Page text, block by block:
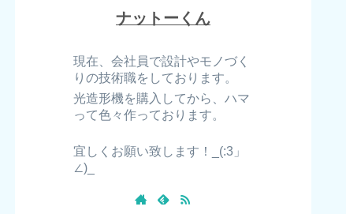
ナットーくん
現在、会社員で設計やモノづく
りの技術職をしております。
光造形機を購入してから、ハマ
って色々作っております。
宜しくお願い致します！_(:3」
∠)_